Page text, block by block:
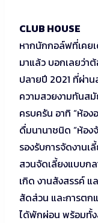
CLUB HOUSE
หากนักกอล์ฟที่เคย
มาแล้ว บอกเลยว่า
ปลายปี 2021 ที่ผ่า
ความสวยงามทันส
ครบครัน อาทิ “ห้อง
ดื่มนานาชนิด “ห้อง
รองรับการจัดงานเ
สวนจัดเลี้ยงแบบก
เกิด งานสังสรรค์ แ
สัดส่วน และการตก
ได้พักผ่อน พร้อมทั้ง